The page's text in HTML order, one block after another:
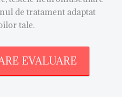
de tratament adaptat
tale.
EVALUARE